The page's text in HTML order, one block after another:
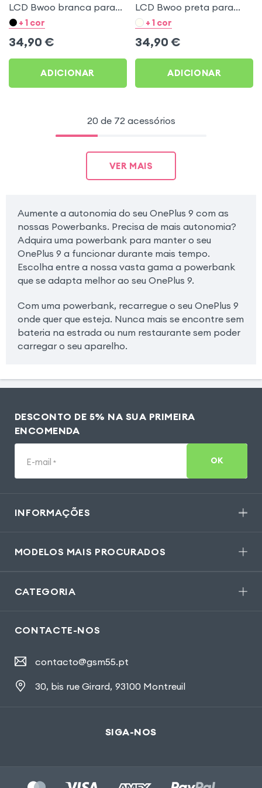
LCD Bwoo branca para
OnePlus 9
+ 1 cor
34,90 €
ADICIONAR
LCD Bwoo preta para
OnePlus 9
+ 1 cor
34,90 €
ADICIONAR
20 de 72 acessórios
VER MAIS
Aumente a autonomia do seu OnePlus 9 com as
nossas Powerbanks. Precisa de mais autonomia?
Adquira uma powerbank para manter o seu
OnePlus 9 a funcionar durante mais tempo.
Escolha entre a nossa vasta gama a powerbank
que se adapta melhor ao seu OnePlus 9.
Com uma powerbank, recarregue o seu OnePlus 9
onde quer que esteja. Nunca mais se encontre sem
bateria na estrada ou num restaurante sem poder
carregar o seu aparelho.
DESCONTO DE 5% NA SUA PRIMEIRA
ENCOMENDA
E-mail * OK
INFORMAÇÕES
MODELOS MAIS PROCURADOS
CATEGORIA
CONTACTE-NOS
contacto@gsm55.pt
30, bis rue Girard, 93100 Montreuil
SIGA-NOS